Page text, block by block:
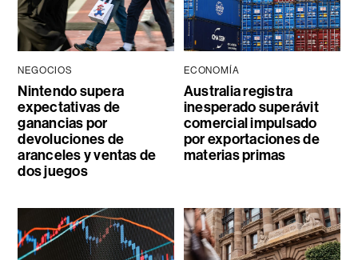
NEGOCIOS
Nintendo supera
expectativas de
ganancias por
devoluciones de
aranceles y ventas de
dos juegos
ECONOMÍA
Australia registra
inesperado superávit
comercial impulsado
por exportaciones de
materias primas